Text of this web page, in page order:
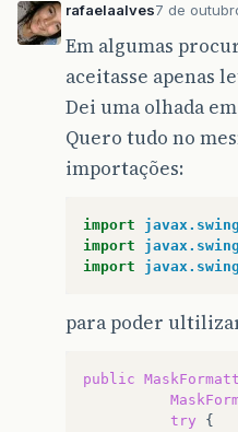
rafaelaalves7 de
Em algumas
aceitasse apenas
Dei uma olhada
Quero tudo no
importações:
import
import
import
para poder
public
try
{